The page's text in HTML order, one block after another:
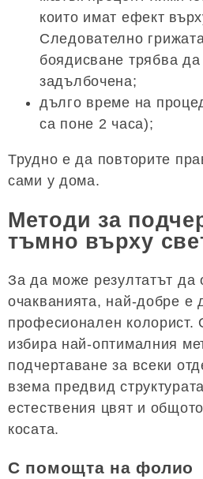
които имат ефект
Следователно
боядисване трябва
задълбочена;
дълго време на
са поне 2 часа);
Трудно е да повторите
сами у дома.
Методи за
тъмно върху
За да може резултатът да
очакванията, най-добре е
професионален колорист.
избира най-оптималния
подчертаване за всеки
взема предвид
естествения цвят и
косата.
С помощта на фолио